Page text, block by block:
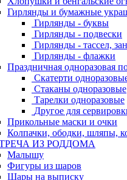
Гирлянды и бумажные
Гирлянды - буквы
Гирлянды - подвески
Гирлянды - тассел,
Гирлянды - флажки
Праздничная одноразовая
Скатерти
Стаканы одноразовые
Тарелки одноразовые
Другое для
Прикольные маски и очки
Колпачки, ободки, шляпы,
ИЗ РОДДОМА
Малышу
Фигуры из шаров
Шары на выписку